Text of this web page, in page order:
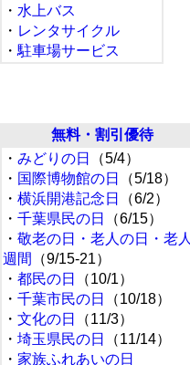
・ 水上バス
・ レンタサイクル
・ 駐車場サービス
無料・割引優待
・ みどりの日
（5/4）
・ 国際博物館の日
（5/18）
・ 横浜開港記念日
（6/2）
・ 千葉県民の日
（6/15）
・ 敬老の日・老人の日・老人
週間
（9/15-21）
・ 都民の日
（10/1）
・ 千葉市民の日
（10/18）
・ 文化の日
（11/3）
・ 埼玉県民の日
（11/14）
・ 家族ふれあいの日